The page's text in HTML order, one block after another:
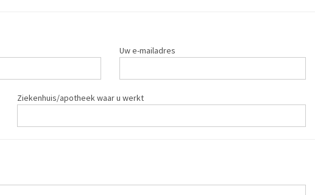
Uw e-mailadres
Ziekenhuis/apotheek waar u werkt